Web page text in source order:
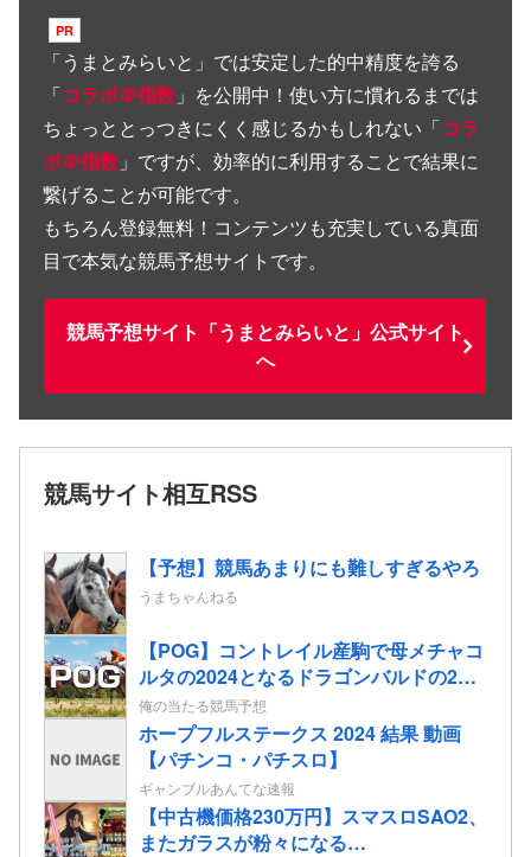
「うまとみらいと 」では安定した的中精度を誇る
「コラボ＠指数 」を公開中！使い方に慣れるまでは
ちょっととっつきにくく感じるかもしれない「コラ
ボ＠指数 」ですが、効率的に利用することで結果に
繋げることが可能です。
もちろん登録無料！コンテンツも充実している真面
目で本気な競馬予想サイトです。
競馬予想サイト「うまとみらいと」公式サイト
へ
競馬サイト相互RSS
【予想】競馬あまりにも難しすぎるやろ
うまちゃんねる
【POG】コントレイル産駒で母メチャコ
ルタの2024となるドラゴンバルドの2歳
情報
俺の当たる競馬予想
ホープフルステークス 2024 結果 動画
【パチンコ・パチスロ】
ギャンブルあんてな速報
【中古機価格230万円】スマスロSAO2、
またガラスが粉々になる…